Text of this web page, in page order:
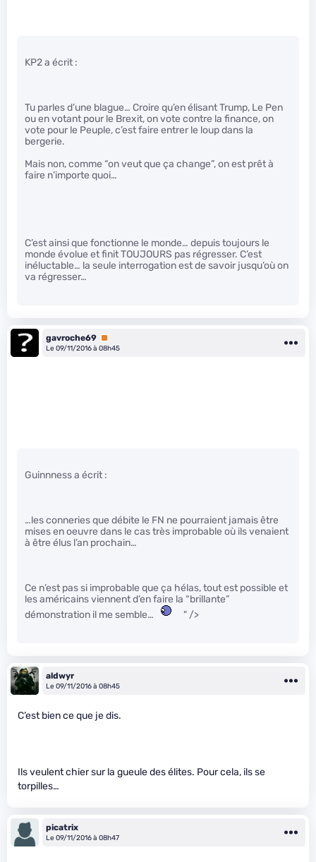
KP2 a écrit :
Tu parles d’une blague… Croire qu’en élisant Trump, Le Pen
ou en votant pour le Brexit, on vote contre la finance, on
vote pour le Peuple, c’est faire entrer le loup dans la
bergerie.
Mais non, comme “on veut que ça change”, on est prêt à
faire n’importe quoi…
C’est ainsi que fonctionne le monde… depuis toujours le
monde évolue et finit TOUJOURS pas régresser. C’est
inéluctable… la seule interrogation est de savoir jusqu’où on
va régresser…
gavroche69 Premium
Le 09/11/2016 à 08h45
Guinnness a écrit :
…les conneries que débite le FN ne pourraient jamais être
mises en oeuvre dans le cas très improbable où ils venaient
à être élus l’an prochain…
Ce n’est pas si improbable que ça hélas, tout est possible et
les américains viennent d’en faire la “brillante”
démonstration il me semble…
" />
aldwyr
Le 09/11/2016 à 08h45
C’est bien ce que je dis.
Ils veulent chier sur la gueule des élites. Pour cela, ils se
torpilles…
picatrix
Le 09/11/2016 à 08h47